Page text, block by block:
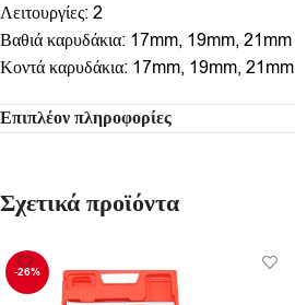
Λειτουργίες: 2
Βαθιά καρυδάκια: 17mm, 19mm, 21mm
Κοντά καρυδάκια: 17mm, 19mm, 21mm
Επιπλέον πληροφορίες
Σχετικά προϊόντα
-26%